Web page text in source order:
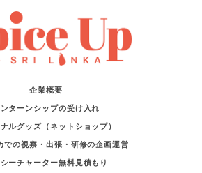
企業概要
ターンシップの受け入れ
ルグッズ（ネットショップ）
での視察・出張・研修の企画運営
ーチャーター無料見積もり